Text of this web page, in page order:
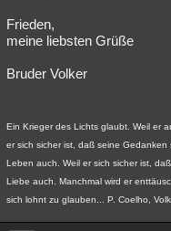
Frieden,
meine liebsten Grüße
Bruder Volker
Ein Krieger des Lichts glaubt. Weil er
er sich sicher ist, daß seine
Leben auch. Weil er sich sicher ist,
Liebe auch. Manchmal wird er
sich lohnt zu glauben... P. Coelho,